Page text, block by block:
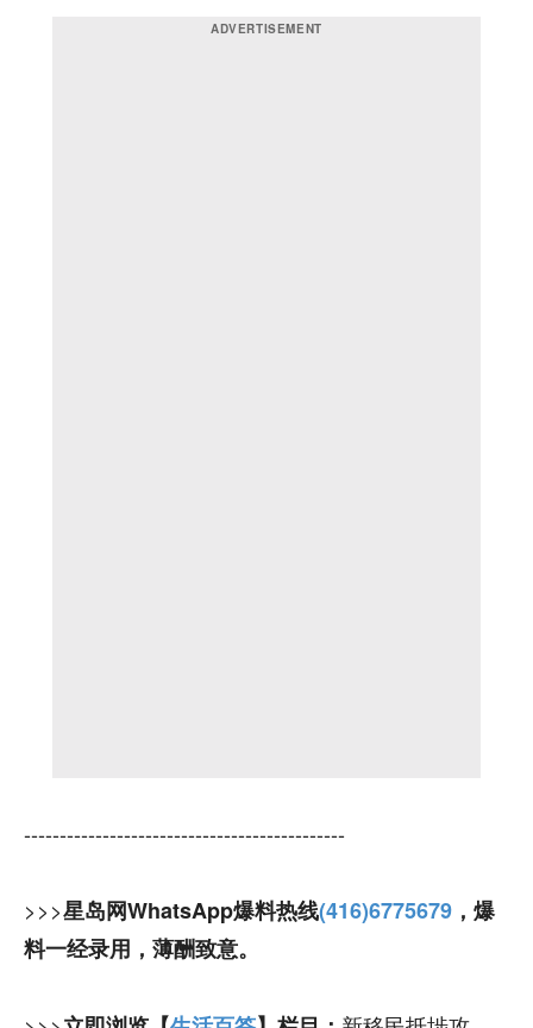
---------------------------------------------
>>>星岛网WhatsApp爆料热线(416)6775679 ，爆
料一经录用，薄酬致意。